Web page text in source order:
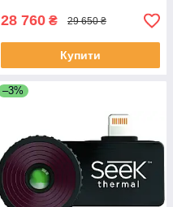
28 760 ₴ 29 650 ₴
Купити
–3%